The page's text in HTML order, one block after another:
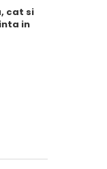
cat si
in